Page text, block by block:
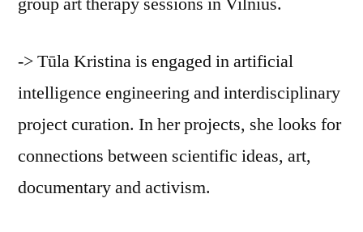
-> Tūla Kristina is engaged in artificial
intelligence engineering and interdisciplinary
project curation. In her projects, she looks for
connections between scientific ideas, art,
documentary and activism.